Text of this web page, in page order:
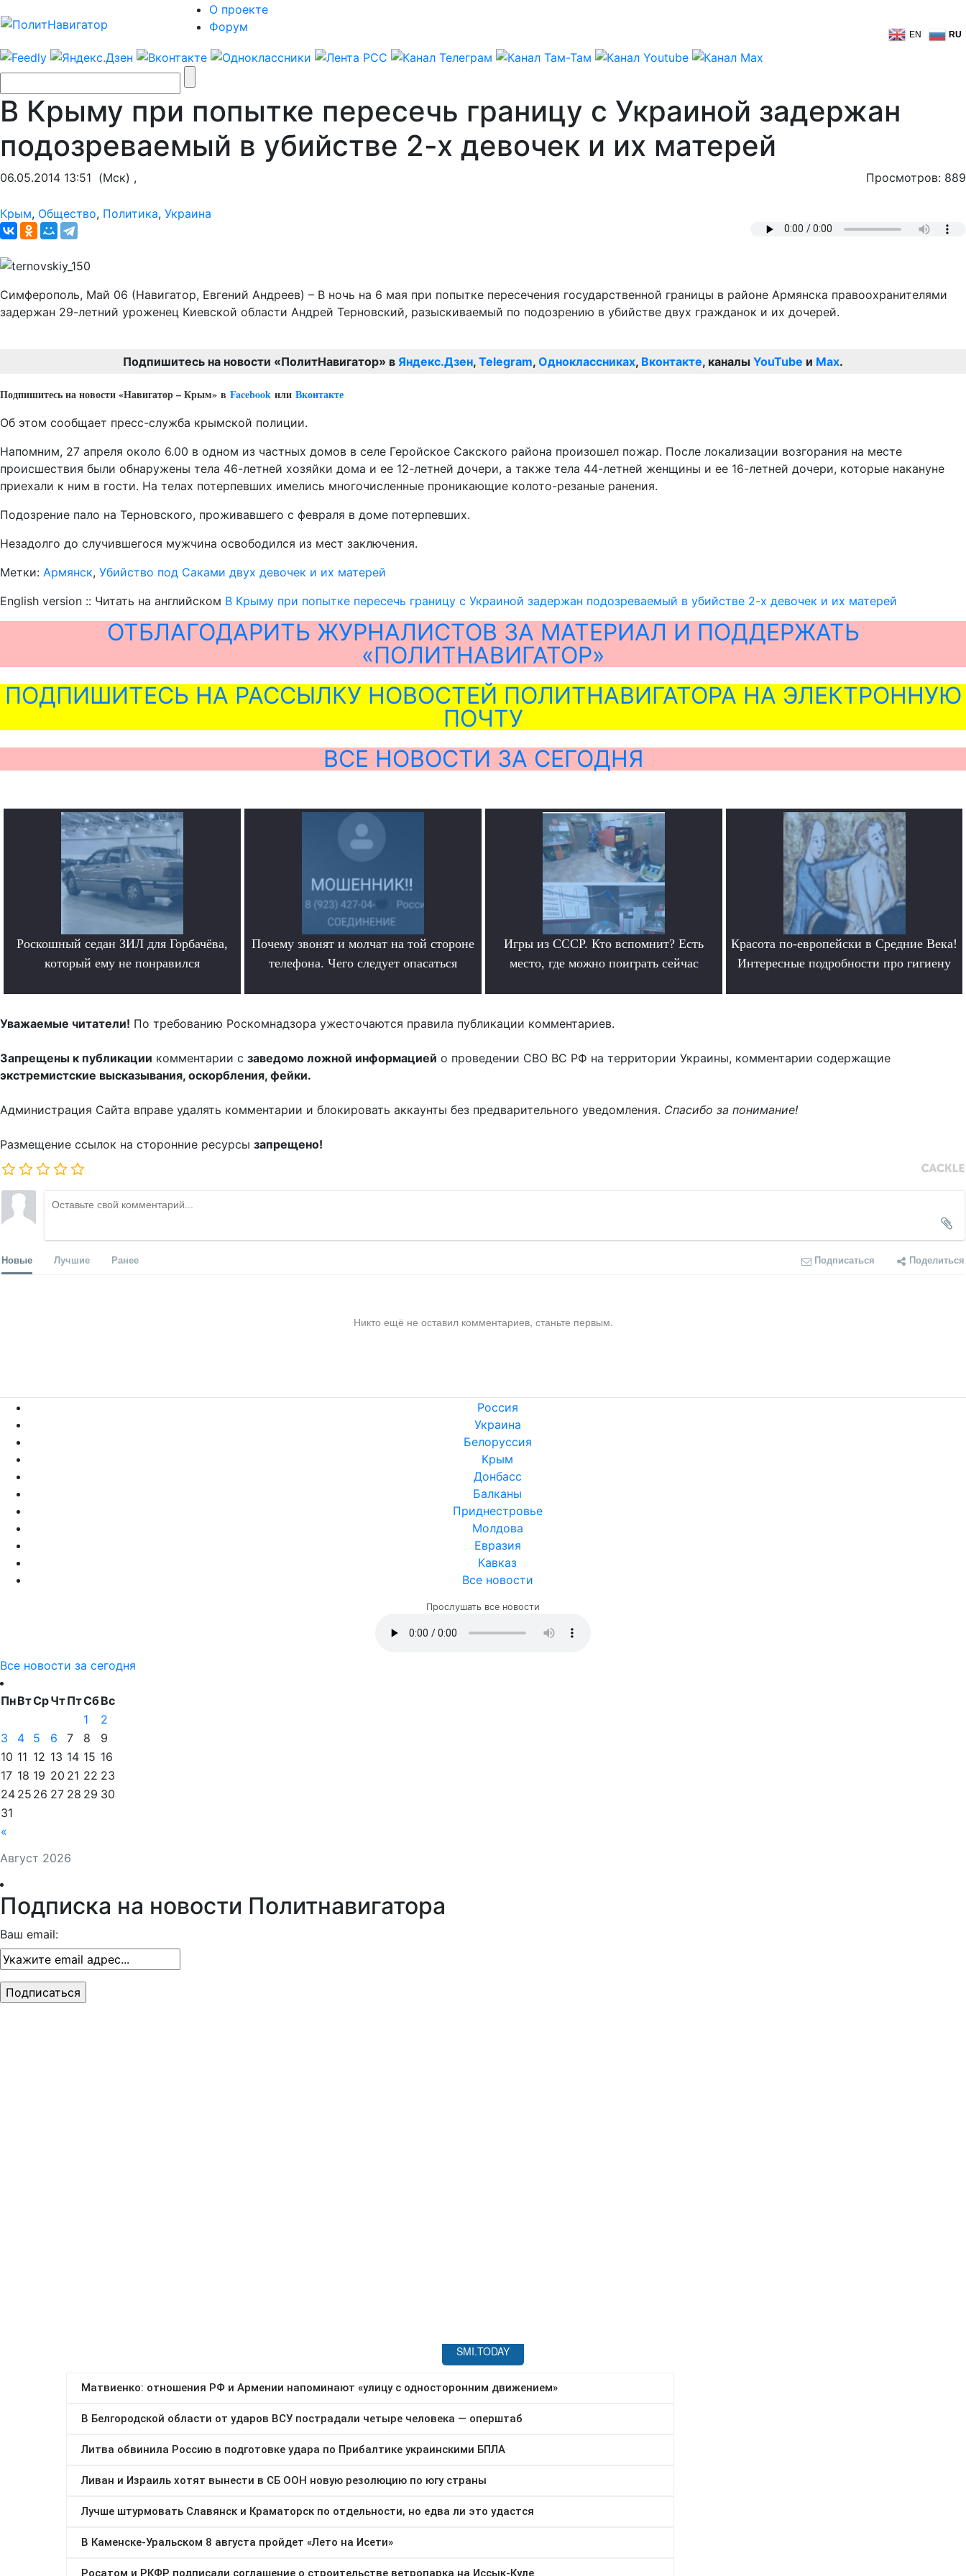
О проекте
Форум
EN RU
В Крыму при попытке пересечь границу с Украиной задержан
подозреваемый в убийстве 2-х девочек и их матерей
06.05.2014 13:51 (Мск) , Просмотров: 889
Крым, Общество, Политика, Украина
Симферополь, Май 06 (Навигатор, Евгений Андреев) – В ночь на 6 мая при попытке пересечения государственной границы в районе Армянска правоохранителями
задержан 29-летний уроженец Киевской области Андрей Терновский, разыскиваемый по подозрению в убийстве двух гражданок и их дочерей.
Подпишитесь на новости «ПолитНавигатор» в Яндекс.Дзен, Telegram, Одноклассниках, Вконтакте, каналы YouTube и Max.
Подпишитесь на новости «Навигатор – Крым» в Facebook или Вконтакте
Об этом сообщает пресс-служба крымской полиции.
Напомним, 27 апреля около 6.00 в одном из частных домов в селе Геройское Сакского района произошел пожар. После локализации возгорания на месте
происшествия были обнаружены тела 46-летней хозяйки дома и ее 12-летней дочери, а также тела 44-летней женщины и ее 16-летней дочери, которые накануне
приехали к ним в гости. На телах потерпевших имелись многочисленные проникающие колото-резаные ранения.
Подозрение пало на Терновского, проживавшего с февраля в доме потерпевших.
Незадолго до случившегося мужчина освободился из мест заключения.
Метки: Армянск, Убийство под Саками двух девочек и их матерей
English version :: Читать на английском В Крыму при попытке пересечь границу с Украиной задержан подозреваемый в убийстве 2-х девочек и их матерей
ОТБЛАГОДАРИТЬ ЖУРНАЛИСТОВ ЗА МАТЕРИАЛ И ПОДДЕРЖАТЬ
«ПОЛИТНАВИГАТОР»
ПОДПИШИТЕСЬ НА РАССЫЛКУ НОВОСТЕЙ ПОЛИТНАВИГАТОРА НА ЭЛЕКТРОННУЮ
ПОЧТУ
ВСЕ НОВОСТИ ЗА СЕГОДНЯ
Роскошный седан ЗИЛ для Горбачёва,
который ему не понравился
Почему звонят и молчат на той стороне
телефона. Чего следует опасаться
Игры из СССР. Кто вспомнит? Есть
место, где можно поиграть сейчас
Красота по-европейски в Средние Века!
Интересные подробности про гигиену
Уважаемые читатели! По требованию Роскомнадзора ужесточаются правила публикации комментариев.
Запрещены к публикации комментарии с заведомо ложной информацией о проведении СВО ВС РФ на территории Украины, комментарии содержащие
экстремистские высказывания, оскорбления, фейки.
Администрация Сайта вправе удалять комментарии и блокировать аккаунты без предварительного уведомления. Спасибо за понимание!
Размещение ссылок на сторонние ресурсы запрещено!
Новые Лучшие Ранее Подписаться Поделиться
Никто ещё не оставил комментариев, станьте первым.
Россия
Украина
Белоруссия
Крым
Донбасс
Балканы
Приднестровье
Молдова
Евразия
Кавказ
Все новости
Прослушать все новости
Все новости за сегодня
Август 2026
ПнВтСрЧтПтСбВс
«
1
2
3
4 5 6 7 8
9
10 11 12 13 14 15 16
17 18 19 20 21 22 23
24 25 26 27 28 29 30
31
Подписка на новости Политнавигатора
Ваш email: